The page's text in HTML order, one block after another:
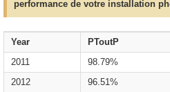
performance de votre installation
Year PToutP
2011
98.79%
2012
96.51%